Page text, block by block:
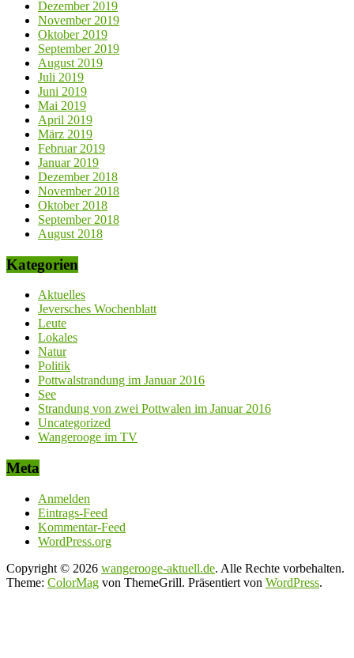
Dezember 2019
November 2019
Oktober 2019
September 2019
August 2019
Juli 2019
Juni 2019
Mai 2019
April 2019
März 2019
Februar 2019
Januar 2019
Dezember 2018
November 2018
Oktober 2018
September 2018
August 2018
Kategorien
Aktuelles
Jeversches Wochenblatt
Leute
Lokales
Natur
Politik
Pottwalstrandung im Januar 2016
See
Strandung von zwei Pottwalen im Januar 2016
Uncategorized
Wangerooge im TV
Meta
Anmelden
Eintrags-Feed
Kommentar-Feed
WordPress.org
Copyright © 2026 wangerooge-aktuell.de. Alle Rechte vorbehalten.
Theme: ColorMag von ThemeGrill. Präsentiert von WordPress.